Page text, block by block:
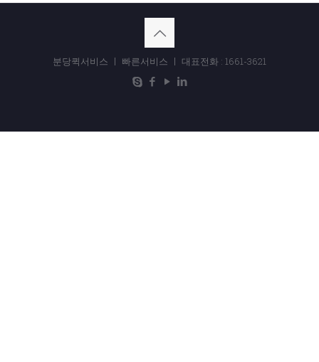
분당퀵서비스 ㅣ 빠른서비스 ㅣ 대표전화 : 1661-3621